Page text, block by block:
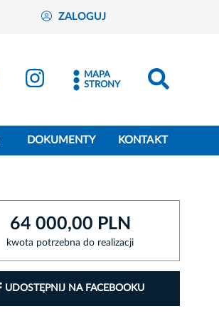
ZALOGUJ
MAPA
STRONY
DOKUMENTY KONTAKT
64 000,00 PLN
kwota potrzebna do realizacji
UDOSTĘPNIJ NA FACEBOOKU